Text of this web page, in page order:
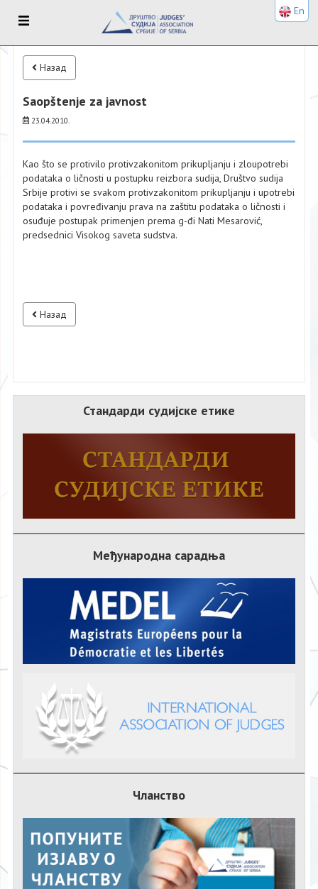
Назад
Saopštenje za javnost
23.04.2010.
Kao što se protivilo protivzakonitom prikupljanju i zloupotrebi
podataka o ličnosti u postupku reizbora sudija, Društvo sudija
Srbije protivi se svakom protivzakonitom prikupljanju i upotrebi
podataka i povređivanju prava na zaštitu podataka o ličnosti i
osuđuje postupak primenjen prema g-đi Nati Mesarović,
predsednici Visokog saveta sudstva.
Назад
Стандарди судијске етике
Међународна сарадња
Чланство
En